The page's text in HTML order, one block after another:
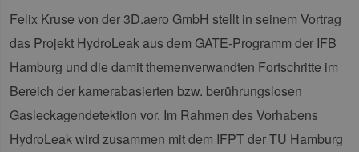
Felix Kruse von der 3D.aero GmbH stellt in seinem Vortrag
das Projekt HydroLeak aus dem GATE-Programm der IFB
Hamburg und die damit themenverwandten Fortschritte im
Bereich der kamerabasierten bzw. berührungslosen
Gasleckagendetektion vor. Im Rahmen des Vorhabens
HydroLeak wird zusammen mit dem IFPT der TU Hamburg